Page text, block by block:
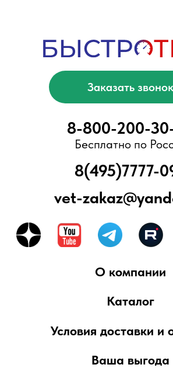
ООО «БыстроТест»
КПП 775101001
ОГРН 1217700376057
Адрес офиса/склада:
Москва, Ново-Переделкино, ул.
Вся представленная информация не
предусмотренной ст. 437 Гражданского
товаров, включая изображения,
реальных. Для получения более подробной
сотрудникам компании
Мы помогаем
Электронная библиотека